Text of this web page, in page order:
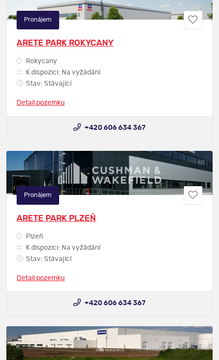
ARETE PARK ROKYCANY
Rokycany
K dispozici: Na vyžádání
Stav: Stávající
Detail pozemku
Pronájem
+420 606 634 367
ARETE PARK PLZEŇ
Plzeň
K dispozici: Na vyžádání
Stav: Stávající
Detail pozemku
Pronájem
+420 606 634 367